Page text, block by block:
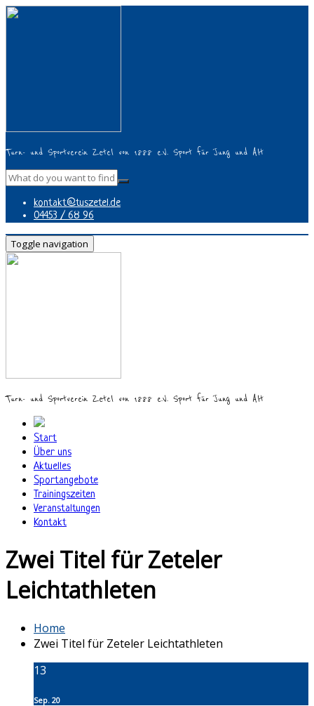
Turn- und Sportverein Zetel von 1888 e.V. Sport für Jung und Alt
kontakt@tuszetel.de
04453 / 68 96
Toggle navigation
Turn- und Sportverein Zetel von 1888 e.V. Sport für Jung und Alt
Start
Über uns
Aktuelles
Sportangebote
Trainingszeiten
Veranstaltungen
Kontakt
Zwei Titel für Zeteler
Leichtathleten
Home
Zwei Titel für Zeteler Leichtathleten
13
Sep. 20